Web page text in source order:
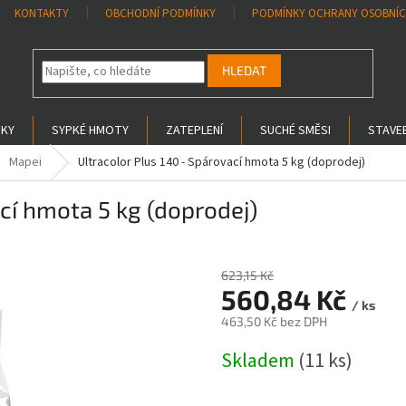
KONTAKTY OBCHODNÍ PODMÍNKY PODMÍNKY OCHRANY
HLEDAT
SYPKÉ HMOTY ZATEPLENÍ SUCHÉ SMĚSI
Mapei Ultracolor Plus 140 - Spárovací hmota 5 kg (doprodej)
hmota 5 kg (doprodej)
623,15 Kč
560,84 Kč / ks
463,50 Kč bez DPH
cena:
Skladem (11 ks)